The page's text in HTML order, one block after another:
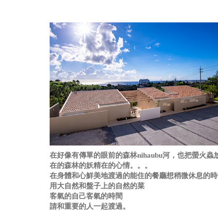
在好像有傳單的眼前的森林nihaubu河，也把螢火蟲
在的森林的妖精在的心情。。。
在身體和心鮮美地渡過的能住的餐廳想稍微休息的
用大自然和盤子上的自然的菜
客氣的自己客氣的時間
請和重要的人一起渡過。